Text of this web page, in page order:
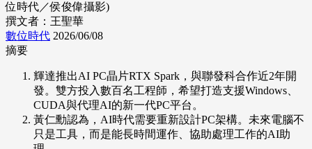
位時代／侯俊偉攝影)
撰文者：王聖華
數位時代 2026/06/08
摘要
輝達推出AI PC晶片RTX Spark，與聯發科合作近2年開
發。雙方投入數百名工程師，希望打造支援Windows、
CUDA與代理AI的新一代PC平台。
黃仁勳認為，AI時代需要重新設計PC架構。未來電腦不
只是工具，而是能長時間運作、協助處理工作的AI助